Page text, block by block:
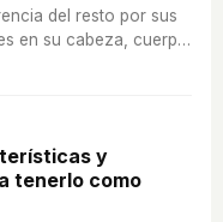
del resto por sus
en su cabeza, cuerpo
más visible y
y
tenerlo como